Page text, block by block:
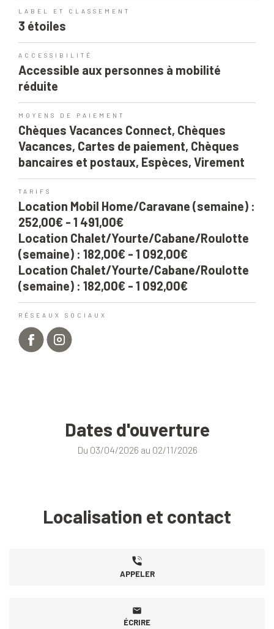
LABEL ET CLASSEMENT
3 étoiles
ACCESSIBILITÉ
Accessible aux personnes à mobilité
réduite
MOYENS DE PAIEMENT
Chèques Vacances Connect, Chèques
Vacances, Cartes de paiement, Chèques
bancaires et postaux, Espèces, Virement
TARIFS
Location Mobil Home/Caravane (semaine) :
252,00€ - 1 491,00€
Location Chalet/Yourte/Cabane/Roulotte
(semaine) : 182,00€ - 1 092,00€
Location Chalet/Yourte/Cabane/Roulotte
(semaine) : 182,00€ - 1 092,00€
RÉSEAUX SOCIAUX
Dates d'ouverture
Du 03/04/2026 au 02/11/2026
Localisation et contact
APPELER
ÉCRIRE